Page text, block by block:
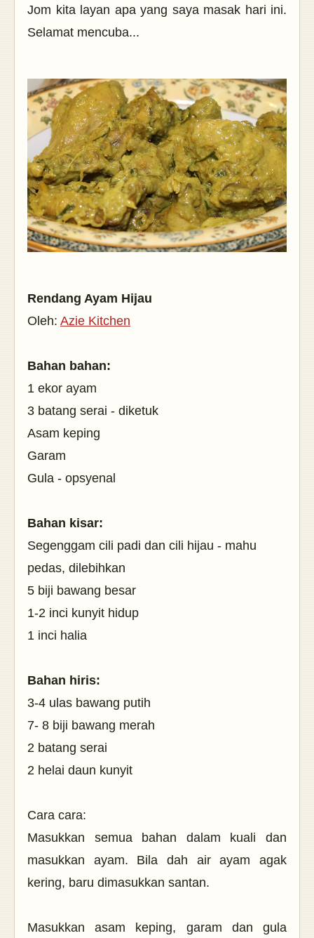
Jom kita layan apa yang saya masak hari ini.
Selamat mencuba...
Rendang Ayam Hijau
Oleh: Azie Kitchen
Bahan bahan:
1 ekor ayam
3 batang serai - diketuk
Asam keping
Garam
Gula - opsyenal
Bahan kisar:
Segenggam cili padi dan cili hijau - mahu
pedas, dilebihkan
5 biji bawang besar
1-2 inci kunyit hidup
1 inci halia
Bahan hiris:
3-4 ulas bawang putih
7- 8 biji bawang merah
2 batang serai
2 helai daun kunyit
Cara cara:
Masukkan semua bahan dalam kuali dan
masukkan ayam. Bila dah air ayam agak
kering, baru dimasukkan santan.
Masukkan asam keping, garam dan gula